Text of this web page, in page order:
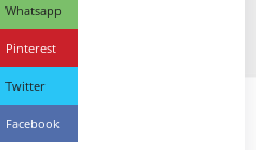
Whatsapp
Pinterest
Twitter
Facebook